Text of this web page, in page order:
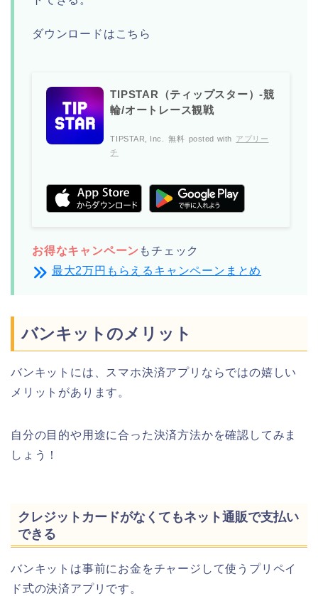
ダウンロードはこちら
TIPSTAR（ティップスター）-競
輪/オートレース観戦
TIPSTAR, Inc. 無料 posted with アプリー
チ
お得なキャンペーン もチェック
最大2万円もらえるキャンペーンまとめ
バンキットのメリット
バンキットには、スマホ決済アプリならではの嬉しい
メリットがあります。
自分の目的や用途に合った決済方法かを確認してみま
しょう！
クレジットカードがなくてもネット通販で支払い
できる
バンキットは事前にお金をチャージして使うプリペイ
ド式の決済アプリです。